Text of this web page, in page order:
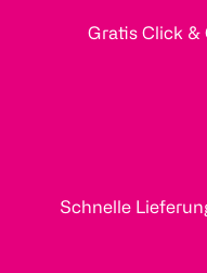
Gratis Click &
Schnelle